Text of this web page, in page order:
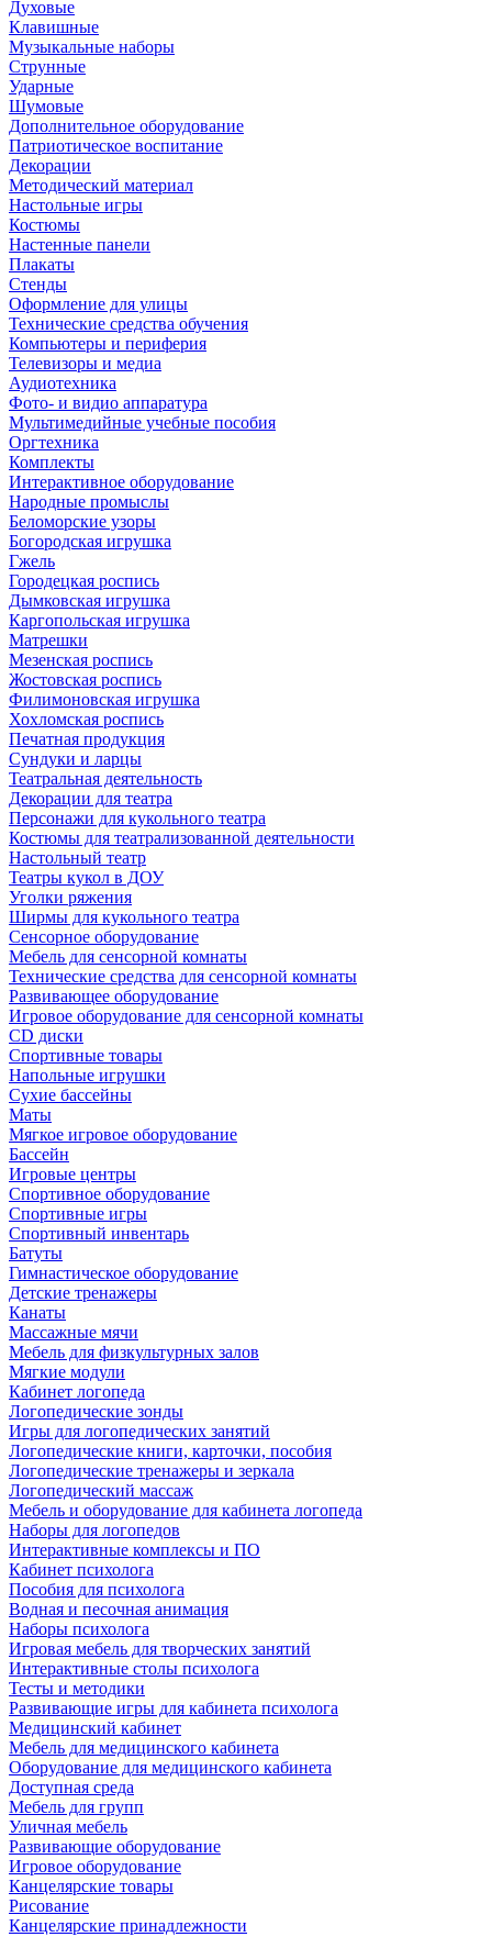
Духовые
Клавишные
Музыкальные наборы
Струнные
Ударные
Шумовые
Дополнительное оборудование
Патриотическое воспитание
Декорации
Методический материал
Настольные игры
Костюмы
Настенные панели
Плакаты
Стенды
Оформление для улицы
Технические средства обучения
Компьютеры и периферия
Телевизоры и медиа
Аудиотехника
Фото- и видио аппаратура
Мультимедийные учебные пособия
Оргтехника
Комплекты
Интерактивное оборудование
Народные промыслы
Беломорские узоры
Богородская игрушка
Гжель
Городецкая роспись
Дымковская игрушка
Каргопольская игрушка
Матрешки
Мезенская роспись
Жостовская роспись
Филимоновская игрушка
Хохломская роспись
Печатная продукция
Сундуки и ларцы
Театральная деятельность
Декорации для театра
Персонажи для кукольного театра
Костюмы для театрализованной деятельности
Настольный театр
Театры кукол в ДОУ
Уголки ряжения
Ширмы для кукольного театра
Сенсорное оборудование
Мебель для сенсорной комнаты
Технические средства для сенсорной комнаты
Развивающее оборудование
Игровое оборудование для сенсорной комнаты
CD диски
Спортивные товары
Напольные игрушки
Сухие бассейны
Маты
Мягкое игровое оборудование
Бассейн
Игровые центры
Спортивное оборудование
Спортивные игры
Спортивный инвентарь
Батуты
Гимнастическое оборудование
Детские тренажеры
Канаты
Массажные мячи
Мебель для физкультурных залов
Мягкие модули
Кабинет логопеда
Логопедические зонды
Игры для логопедических занятий
Логопедические книги, карточки, пособия
Логопедические тренажеры и зеркала
Логопедический массаж
Мебель и оборудование для кабинета логопеда
Наборы для логопедов
Интерактивные комплексы и ПО
Кабинет психолога
Пособия для психолога
Водная и песочная анимация
Наборы психолога
Игровая мебель для творческих занятий
Интерактивные столы психолога
Тесты и методики
Развивающие игры для кабинета психолога
Медицинский кабинет
Мебель для медицинского кабинета
Оборудование для медицинского кабинета
Доступная среда
Мебель для групп
Уличная мебель
Развивающие оборудование
Игровое оборудование
Канцелярские товары
Рисование
Канцелярские принадлежности